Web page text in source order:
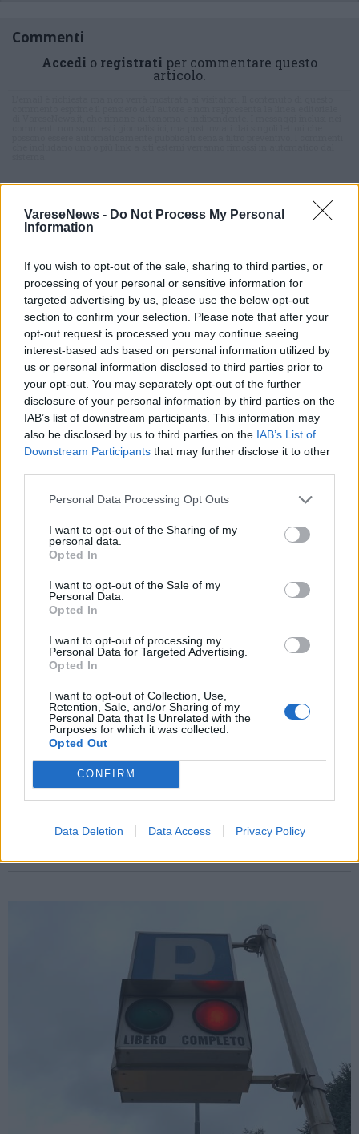
VareseNews - Do Not Process My Personal
Information
If you wish to opt-out of the sale, sharing to third parties, or
processing of your personal or sensitive information for
targeted advertising by us, please use the below opt-out
section to confirm your selection. Please note that after your
opt-out request is processed you may continue seeing
interest-based ads based on personal information utilized by
us or personal information disclosed to third parties prior to
your opt-out. You may separately opt-out of the further
disclosure of your personal information by third parties on the
IAB’s list of downstream participants. This information may
also be disclosed by us to third parties on the IAB’s List of
Downstream Participants that may further disclose it to other
Personal Data Processing Opt Outs
I want to opt-out of the Sharing of my
personal data.
Opted In
I want to opt-out of the Sale of my
Personal Data.
Opted In
I want to opt-out of processing my
Personal Data for Targeted Advertising.
Opted In
I want to opt-out of Collection, Use,
Retention, Sale, and/or Sharing of my
Personal Data that Is Unrelated with the
Purposes for which it was collected.
Opted Out
CONFIRM
Data Deletion Data Access Privacy Policy
Commenti
Accedi o registrati per commentare questo
articolo.
ADV
ALTRE NOTIZIE DI BUSTO ARSIZIO
VARESE
Dove trovare sollievo dal caldo in città,
provincia di Varese